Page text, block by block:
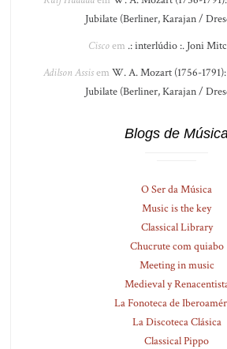
Jubilate (Berliner, Karajan /
Ciscoem .: interlúdio :. Joni
Adilson Assisem W. A. Mozart (1756-
Jubilate (Berliner, Karajan /
Blogs de
O Ser da Música
Music is the key
Classical Library
Chucrute com quiabo
Meeting in music
Medieval y
La Fonoteca de
La Discoteca Clásica
Classical Pippo